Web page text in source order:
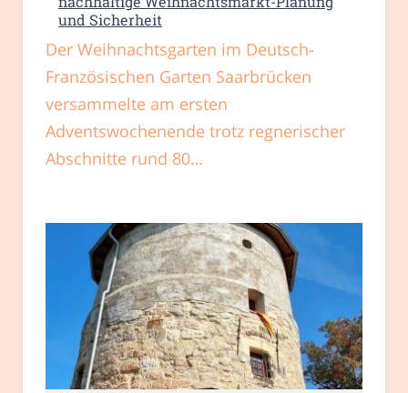
und Sicherheit
Der Weihnachtsgarten im Deutsch-
Französischen Garten Saarbrücken
versammelte am ersten
Adventswochenende trotz regnerischer
Abschnitte rund 80…